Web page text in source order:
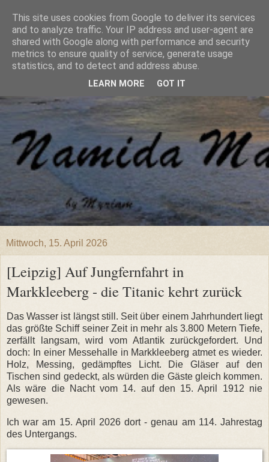
Mittwoch, 15. April 2026
[Leipzig] Auf Jungfernfahrt in
Markkleeberg - die Titanic kehrt zurück
Das Wasser ist längst still. Seit über einem Jahrhundert liegt
das größte Schiff seiner Zeit in mehr als 3.800 Metern Tiefe,
zerfällt langsam, wird vom Atlantik zurückgefordert. Und
doch: In einer Messehalle in Markkleeberg atmet es wieder.
Holz, Messing, gedämpftes Licht. Die Gläser auf den
Tischen sind gedeckt, als würden die Gäste gleich kommen.
Als wäre die Nacht vom 14. auf den 15. April 1912 nie
gewesen.
Ich war am 15. April 2026 dort - genau am 114. Jahrestag
des Untergangs.
This site uses cookies from Google to deliver its services
and to analyze traffic. Your IP address and user-agent are
shared with Google along with performance and security
metrics to ensure quality of service, generate usage
statistics, and to detect and address abuse.
LEARN MORE GOT IT